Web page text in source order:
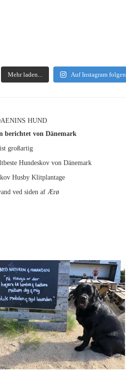
Mehr laden... Auf Instagram folgen
HUND
berichtet von Dänemark
großartig
Hundeskov von Dänemark
Husby Klitplantage
ved siden af Ærø